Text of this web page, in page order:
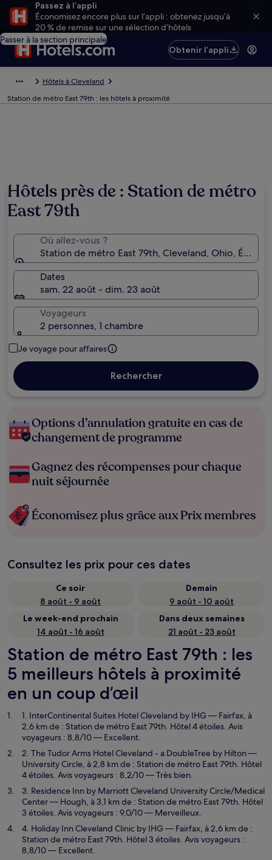
Passez à l’appli
Économisez encore plus sur l’appli : obtenez jusqu’à
20 % de remise sur une sélection d’hôtels
Passer à la section principale
Obtenir l’appli
Hôtels à Cleveland
Station de métro East 79th : les hôtels à proximité
Hôtels près de : Station de métro
East 79th
Où allez-vous ?
Station de métro East 79th, Cleveland, Ohio, États-
Dates
sam. 22 août - dim. 23 août
Voyageurs
2 personnes, 1 chambre
Je voyage pour affaires
Rechercher
Options d’annulation gratuite en cas de
changement de programme
Gagnez des récompenses pour chaque
nuit séjournée
Économisez plus grâce aux Prix membres
Consultez les prix pour ces dates
Ce soir
8 août - 9 août
Demain
9 août - 10 août
Le week-end prochain
14 août - 16 août
Dans deux semaines
21 août - 23 août
Station de métro East 79th : les
5 meilleurs hôtels à proximité
en un coup d’œil
1. InterContinental Suites Hotel Cleveland by IHG— Fairfax, à
2,6 km de : Station de métro East 79th. Hôtel 4 étoiles. Avis
voyageurs : 8,8/10 — Excellent.
2. The Tudor Arms Hotel Cleveland - a DoubleTree by Hilton—
University Circle, à 2,8 km de : Station de métro East 79th. Hôtel
4 étoiles. Avis voyageurs : 8,2/10 — Très bien.
3. Residence Inn by Marriott Cleveland University Circle/Medical
Center— Hough, à 3,1 km de : Station de métro East 79th. Hôtel
3 étoiles. Avis voyageurs : 9,0/10 — Merveilleux.
4. Holiday Inn Cleveland Clinic by IHG— Fairfax, à 2,6 km de :
Station de métro East 79th. Hôtel 3 étoiles. Avis voyageurs :
8,8/10 — Excellent.